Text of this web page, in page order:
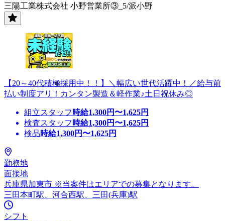
三陽工業株式会社 小野営業所③_5/派小野
【20～40代積極採用中！！】＼幅広い世代活躍中！／給与前
払い制度アリ！カンタン製造＆軽作業♪土日祝休み◎
組立スタッフ 時給1,300円〜1,625円
検査スタッフ 時給1,300円〜1,625円
検品時給1,300円〜1,625円
勤務地
面接地
兵庫県加東市 ※当案件はエリアでの募集となります。
三田本町駅、河合西駅、三田(兵庫)駅
シフト